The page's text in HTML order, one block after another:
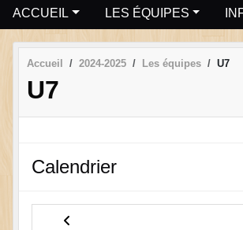
ACCUEIL LES ÉQUIPES
Accueil 2024-2025 Les équipes U7
U7
Calendrier